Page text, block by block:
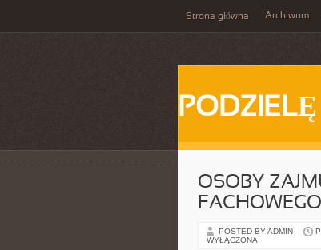
Strona główna Archiwum
PODZIELĘ
OSOBY
FACHOWEGO
POSTED BY ADMIN
WYŁĄCZONA